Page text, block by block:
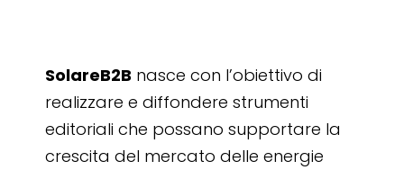
SolareB2B nasce con l’obiettivo di
realizzare e diffondere strumenti
editoriali che possano supportare la
crescita del mercato delle energie